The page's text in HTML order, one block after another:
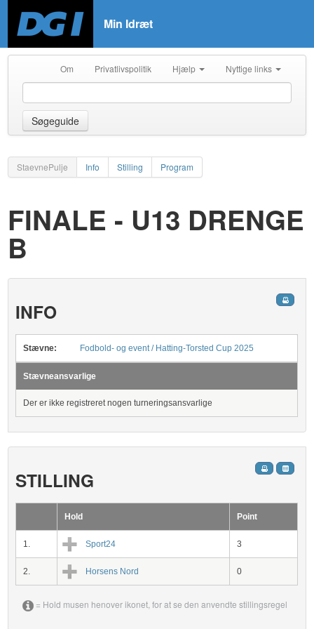
Min Idræt
Om Privatlivspolitik Hjælp Nyttige links
Søgeguide
StaevnePulje Info Stilling Program
FINALE - U13 DRENGE
B
INFO
Stævne: Fodbold- og event / Hatting-Torsted Cup 2025
Stævneansvarlige
Der er ikke registreret nogen turneringsansvarlige
STILLING
Hold Point
1. Sport24 3
2. Horsens Nord 0
= Hold musen henover ikonet, for at se den anvendte stillingsregel